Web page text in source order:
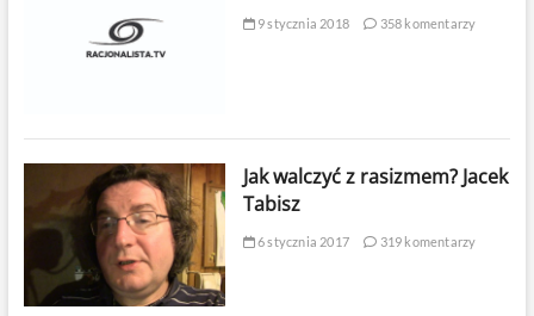
9 stycznia 2018 358 komentarzy
Jak walczyć z rasizmem? Jacek
Tabisz
6 stycznia 2017 319 komentarzy